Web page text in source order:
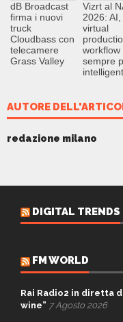
dB Broadcast
firma i nuovi
truck
Cloudbass con
telecamere
Grass Valley
Vizrt al
2026: AI,
virtual
workflow
sempre
AUTORE
redazione milano
DIGITAL TRENDS
FM WORLD
Rai Radio2 in diretta
wine” 7 Agosto 2026